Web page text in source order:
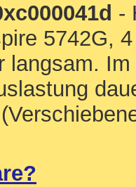
-
5742G,
langsam.